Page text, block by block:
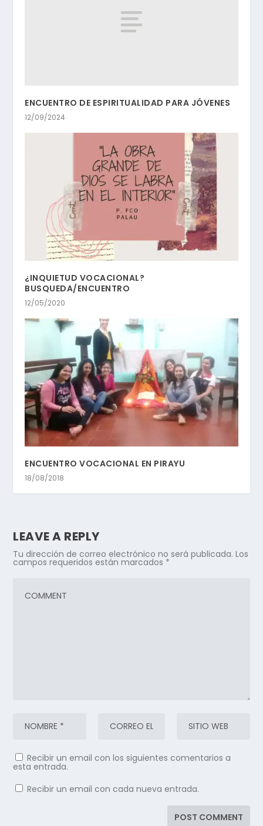
ENCUENTRO DE ESPIRITUALIDAD PARA JÓVENES
12/09/2024
¿INQUIETUD VOCACIONAL?
BUSQUEDA/ENCUENTRO
12/05/2020
ENCUENTRO VOCACIONAL EN PIRAYU
18/08/2018
LEAVE A REPLY
Tu dirección de correo electrónico no será publicada. Los
campos requeridos están marcados *
Recibir un email con los siguientes comentarios a
esta entrada.
Recibir un email con cada nueva entrada.